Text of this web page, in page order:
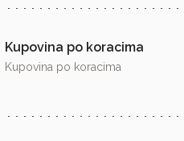
Kupovina po koracima
Kupovina po koracima